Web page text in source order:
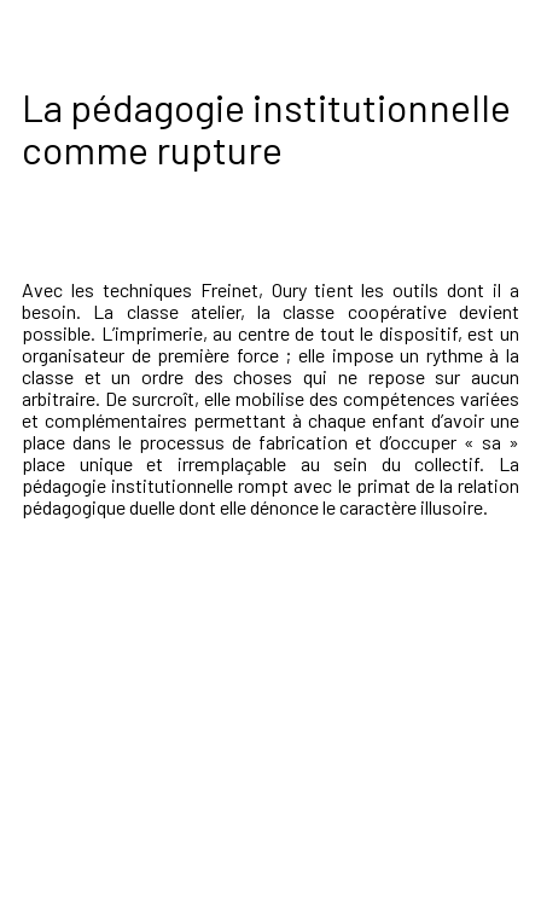
La pédagogie institutionnelle
comme rupture
Avec les techniques Freinet, Oury tient les outils dont il a
besoin. La classe atelier, la classe coopérative devient
possible. L’imprimerie, au centre de tout le dispositif, est un
organisateur de première force ; elle impose un rythme à la
classe et un ordre des choses qui ne repose sur aucun
arbitraire. De surcroît, elle mobilise des compétences variées
et complémentaires permettant à chaque enfant d’avoir une
place dans le processus de fabrication et d’occuper « sa »
place unique et irremplaçable au sein du collectif. La
pédagogie institutionnelle rompt avec le primat de la relation
pédagogique duelle dont elle dénonce le caractère illusoire.